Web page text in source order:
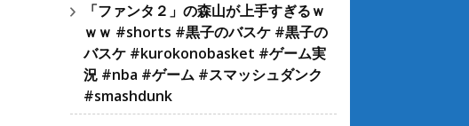
「ファンタ２」の森山が上手すぎるｗ
ｗｗ #shorts #黒子のバスケ #黒子の
バスケ #kurokonobasket #ゲーム実
況 #nba #ゲーム #スマッシュダンク
#smashdunk